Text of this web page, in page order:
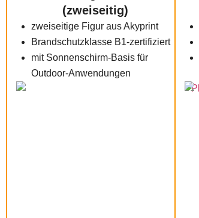
(zweiseitig)
zweiseitige Figur aus Akyprint
Brandschutzklasse B1-zertifiziert
mit Sonnenschirm-Basis für
Outdoor-Anwendungen